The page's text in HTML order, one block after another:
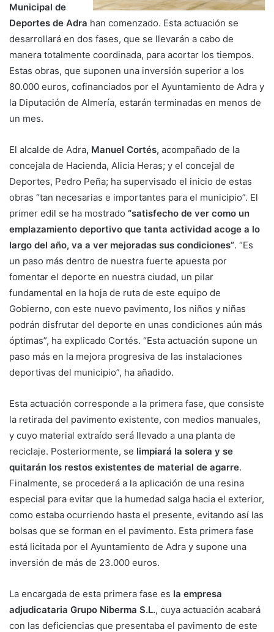
Municipal de
Deportes de Adra han comenzado. Esta actuación se
desarrollará en dos fases, que se llevarán a cabo de
manera totalmente coordinada, para acortar los tiempos.
Estas obras, que suponen una inversión superior a los
80.000 euros, cofinanciados por el Ayuntamiento de Adra y
la Diputación de Almería, estarán terminadas en menos de
un mes.
El alcalde de Adra, Manuel Cortés, acompañado de la
concejala de Hacienda, Alicia Heras; y el concejal de
Deportes, Pedro Peña; ha supervisado el inicio de estas
obras “tan necesarias e importantes para el municipio”. El
primer edil se ha mostrado “satisfecho de ver como un
emplazamiento deportivo que tanta actividad acoge a lo
largo del año, va a ver mejoradas sus condiciones”. “Es
un paso más dentro de nuestra fuerte apuesta por
fomentar el deporte en nuestra ciudad, un pilar
fundamental en la hoja de ruta de este equipo de
Gobierno, con este nuevo pavimento, los niños y niñas
podrán disfrutar del deporte en unas condiciones aún más
óptimas”, ha explicado Cortés. “Esta actuación supone un
paso más en la mejora progresiva de las instalaciones
deportivas del municipio”, ha añadido.
Esta actuación corresponde a la primera fase, que consiste
la retirada del pavimento existente, con medios manuales,
y cuyo material extraído será llevado a una planta de
reciclaje. Posteriormente, se limpiará la solera y se
quitarán los restos existentes de material de agarre.
Finalmente, se procederá a la aplicación de una resina
especial para evitar que la humedad salga hacia el exterior,
como estaba ocurriendo hasta el presente, evitando así las
bolsas que se forman en el pavimento. Esta primera fase
está licitada por el Ayuntamiento de Adra y supone una
inversión de más de 23.000 euros.
La encargada de esta primera fase es la empresa
adjudicataria Grupo Niberma S.L., cuya actuación acabará
con las deficiencias que presentaba el pavimento de este